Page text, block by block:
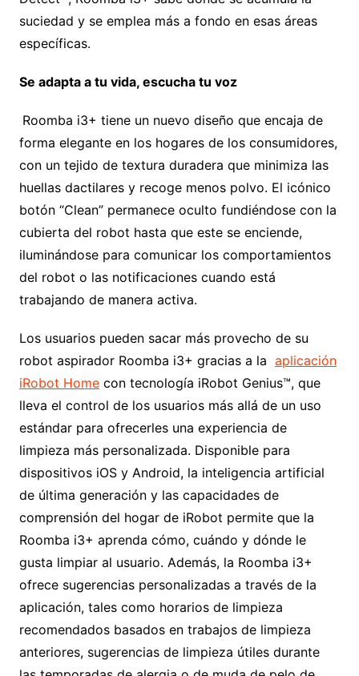
suciedad y se emplea más a fondo en esas áreas
específicas.
Se adapta a tu vida, escucha tu voz
Roomba i3+ tiene un nuevo diseño que encaja de
forma elegante en los hogares de los consumidores,
con un tejido de textura duradera que minimiza las
huellas dactilares y recoge menos polvo. El icónico
botón “Clean” permanece oculto fundiéndose con la
cubierta del robot hasta que este se enciende,
iluminándose para comunicar los comportamientos
del robot o las notificaciones cuando está
trabajando de manera activa.
Los usuarios pueden sacar más provecho de su
robot aspirador Roomba i3+ gracias a la aplicación
iRobot Homecon tecnología iRobot Genius™, que
lleva el control de los usuarios más allá de un uso
estándar para ofrecerles una experiencia de
limpieza más personalizada. Disponible para
dispositivos iOS y Android, la inteligencia artificial
de última generación y las capacidades de
comprensión del hogar de iRobot permite que la
Roomba i3+ aprenda cómo, cuándo y dónde le
gusta limpiar al usuario. Además, la Roomba i3+
ofrece sugerencias personalizadas a través de la
aplicación, tales como horarios de limpieza
recomendados basados en trabajos de limpieza
anteriores, sugerencias de limpieza útiles durante